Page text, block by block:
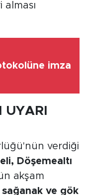
imza
UYARI
verdiği
Döşemealtı
akşam
sağanak ve gök